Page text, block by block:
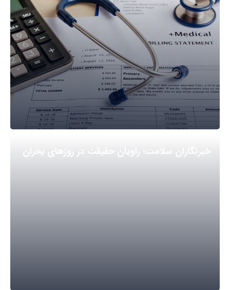
خبرنگاران سلامت؛ راویان حقیقت در روزهای بحران